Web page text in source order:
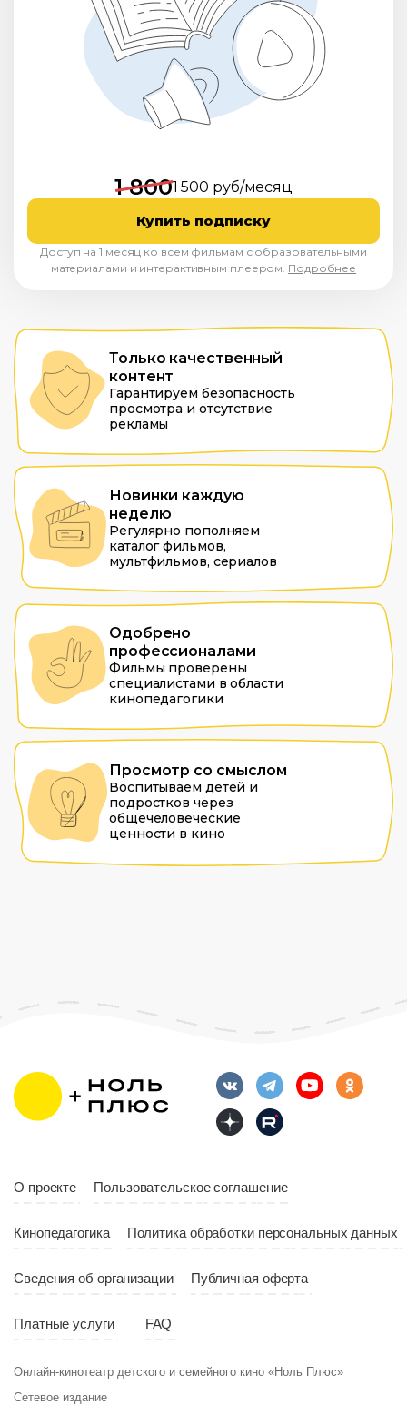
Только качественный
контент
Гарантируем безопасность
просмотра и отсутствие
рекламы
Новинки каждую
неделю
Регулярно пополняем
каталог фильмов,
мультфильмов, сериалов
Одобрено
профессионалами
Фильмы проверены
специалистами в области
кинопедагогики
Просмотр со смыслом
Воспитываем детей и
подростков через
общечеловеческие
ценности в кино
1 8001 500 руб/месяц
Купить подписку
Доступ на 1 месяц ко всем фильмам с образовательными
материалами и интерактивным плеером. Подробнее
О проекте Пользовательское соглашение
Кинопедагогика Политика обработки персональных данных
Сведения об организации Публичная оферта
Платные услуги FAQ
Онлайн-кинотеатр детского и семейного кино «Ноль Плюс»
Сетевое издание